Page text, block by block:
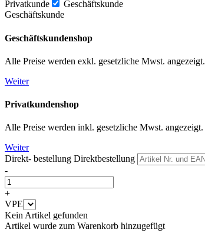
Privatkunde
Geschäftskunde
Geschäftskunde
Geschäftskundenshop
Alle Preise werden exkl. gesetzliche Mwst. angezeigt.
Weiter
Privatkundenshop
Alle Preise werden inkl. gesetzliche Mwst. angezeigt.
Weiter
Direkt- bestellung Direktbestellung
-
+
VPE
Kein Artikel gefunden
Artikel wurde zum Warenkorb hinzugefügt